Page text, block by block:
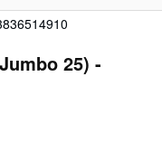
25) -